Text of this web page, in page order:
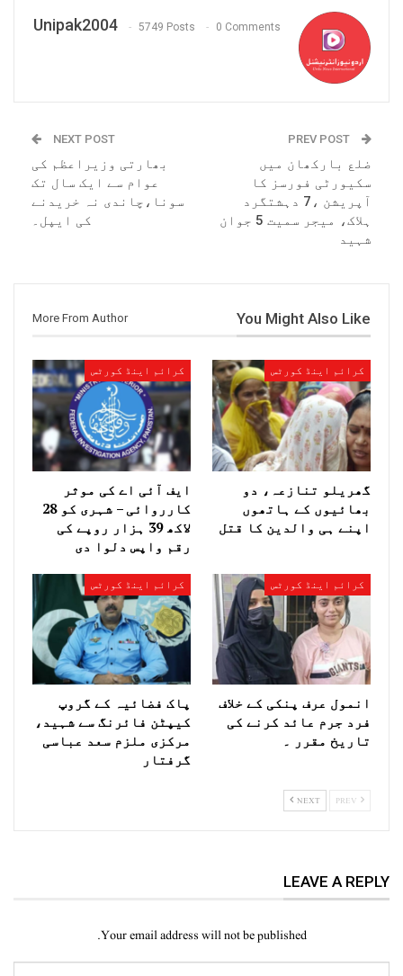
Unipak2004 5749 Posts 0 Comments
ضلع بارکھان میں
سکیورٹی فورسز کا
آپریشن ،7 دہشتگرد
ہلاک، میجر سمیت 5 جوان
شہید
NEXT POST
بھارتی وزیراعظم کی
عوام سے ایک سال تک
سونا،چاندی نہ خریدنے
کی ایپل۔
You Might Also Like
More From Author
کرائم اینڈ کورٹس
گھریلو تنازعہ، دو
بھائیوں کے ہاتھوں
اپنے ہی والدین کا قتل
کرائم اینڈ کورٹس
ایف آئی اے کی موثر
کارروائی – شہری کو 28
لاکھ 39 ہزار روپے کی
رقم واپس دلوا دی
کرائم اینڈ کورٹس
انمول عرف پنکی کے خلاف
فرد جرم عائد کرنے کی
تاریخ مقرر ۔
کرائم اینڈ کورٹس
پاک فضائیہ کے گروپ
کیپٹن فائرنگ سے شہید،
مرکزی ملزم سعد عباسی
گرفتار
NEXT
LEAVE A REPLY
Your email address will not be published.